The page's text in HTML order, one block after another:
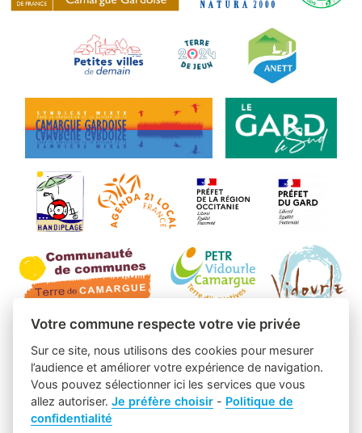
Votre commune respecte votre vie privée
Sur ce site, nous utilisons des cookies pour mesurer
l’audience et améliorer votre expérience de navigation.
Vous pouvez sélectionner ici les services que vous
allez autoriser.Je préfère choisir - Politique de
confidentialité